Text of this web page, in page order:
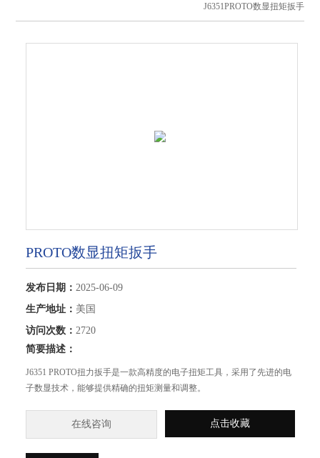
J6351PROTO数显扭矩扳手
PROTO数显扭矩扳手
发布日期： 2025-06-09
生产地址： 美国
访问次数： 2720
简要描述：
J6351 PROTO扭力扳手是一款高精度的电子扭矩工具，采用了先进的电
子数显技术，能够提供精确的扭矩测量和调整。
在线咨询 点击收藏